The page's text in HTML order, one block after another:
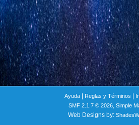
Ayuda| Reglas y Términos
SMF 2.1.7 © 2026, Simple
Web Designs by: